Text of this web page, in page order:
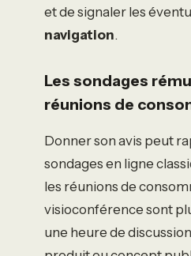
et de signaler les
navigation.
Les sondages
réunions de
Donner son avis peut
sondages en ligne
les réunions de
visioconférence sont
une heure de